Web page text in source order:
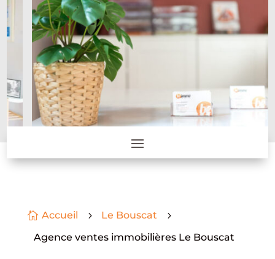
 Accueil 5 Le Bouscat 5
Agence ventes immobilières Le Bouscat